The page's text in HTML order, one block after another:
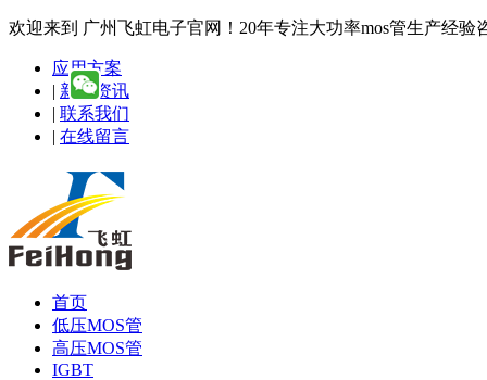
欢迎来到 广州飞虹电子官网！20年专注大功率mos管生产经验
应用方案
| 新闻资讯
| 联系我们
| 在线留言
首页
低压MOS管
高压MOS管
IGBT